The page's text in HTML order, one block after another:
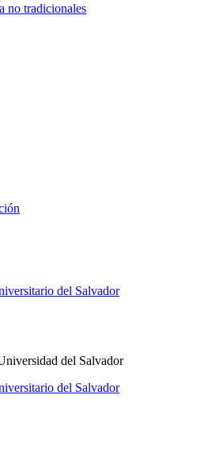
no tradicionales
del Salvador
del Salvador
del Salvador